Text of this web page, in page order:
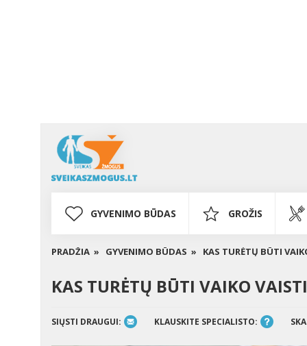
GYVENIMO BŪDAS GROŽIS
PRADŽIA » GYVENIMO BŪDAS » KAS TURĖTŲ BŪTI
KAS TURĖTŲ BŪTI VAIKO
SIŲSTI DRAUGUI: KLAUSKITE SPECIALISTO: